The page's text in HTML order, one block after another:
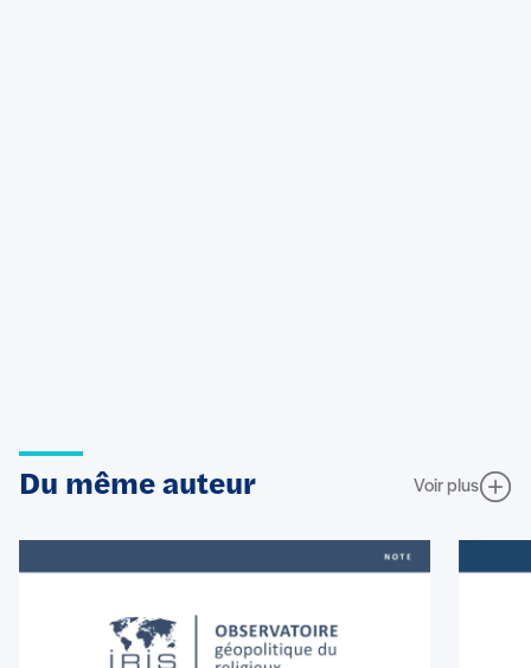
Du même auteur Voir plus